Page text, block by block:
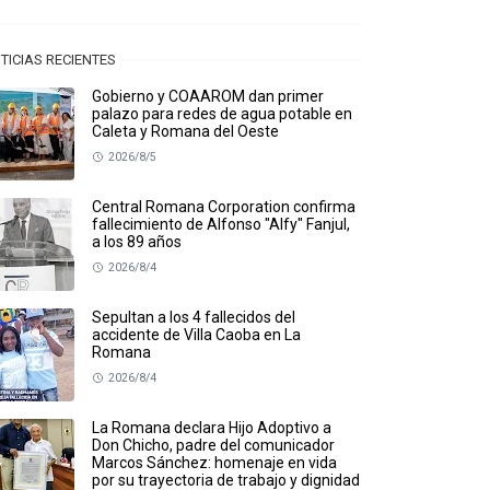
RECIENTES
Gobierno y COAAROM dan primer
palazo para redes de agua potable en
Caleta y Romana del Oeste
2026/8/5
Central Romana Corporation confirma
fallecimiento de Alfonso "Alfy" Fanjul,
a los 89 años
2026/8/4
Sepultan a los 4 fallecidos del
accidente de Villa Caoba en La
Romana
2026/8/4
La Romana declara Hijo Adoptivo a
Don Chicho, padre del comunicador
Marcos Sánchez: homenaje en vida
por su trayectoria de trabajo y dignidad